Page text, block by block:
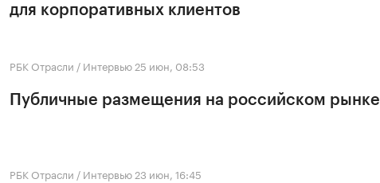
для корпоративных клиентов
РБК Отрасли / Интервью 25 июн, 08:53
Публичные размещения на российском рынке
РБК Отрасли / Интервью 23 июн, 16:45